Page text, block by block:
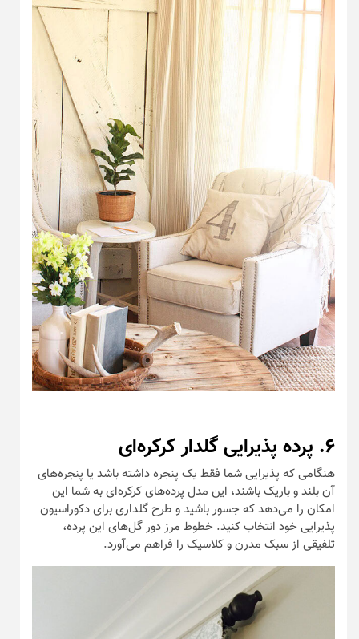
۶. پرده پذیرایی گلدار کرکره‌ای
هنگامی که پذیرایی شما فقط یک پنجره داشته باشد یا پنجره‌های
آن بلند و باریک باشند، این مدل پرده‌های کرکره‌ای به شما این
امکان را می‌دهد که جسور باشید و طرح گلداری برای دکوراسیون
پذیرایی خود انتخاب کنید. خطوط مرز دور گل‌های این پرده،
تلفیقی از سبک مدرن و کلاسیک را فراهم می‌آورد.